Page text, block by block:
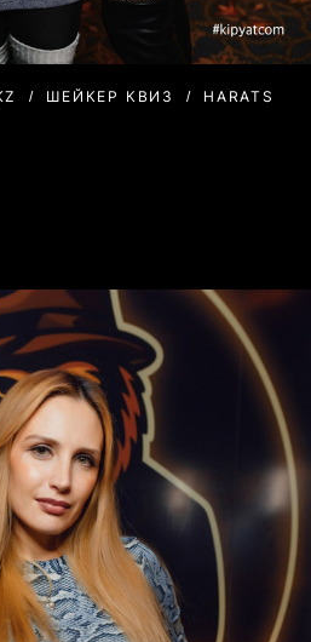
ШЕЙКЕР КВИЗ HARATS